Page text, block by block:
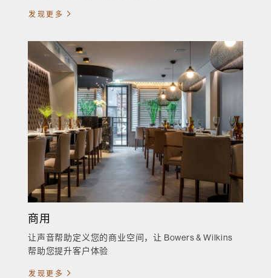
发现更多
商用
让声音帮助定义您的商业空间，让 Bowers & Wilkins
帮助您提升客户体验
发现更多